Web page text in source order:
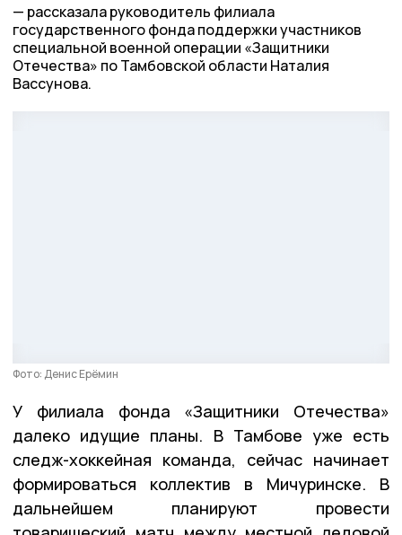
рассказала руководитель филиала
государственного фонда поддержки участников
специальной военной операции «Защитники
Отечества» по Тамбовской области Наталия
Вассунова.
Фото: Денис Ерёмин
У филиала фонда «Защитники Отечества»
далеко идущие планы. В Тамбове уже есть
следж-хоккейная команда, сейчас начинает
формироваться коллектив в Мичуринске. В
дальнейшем планируют провести